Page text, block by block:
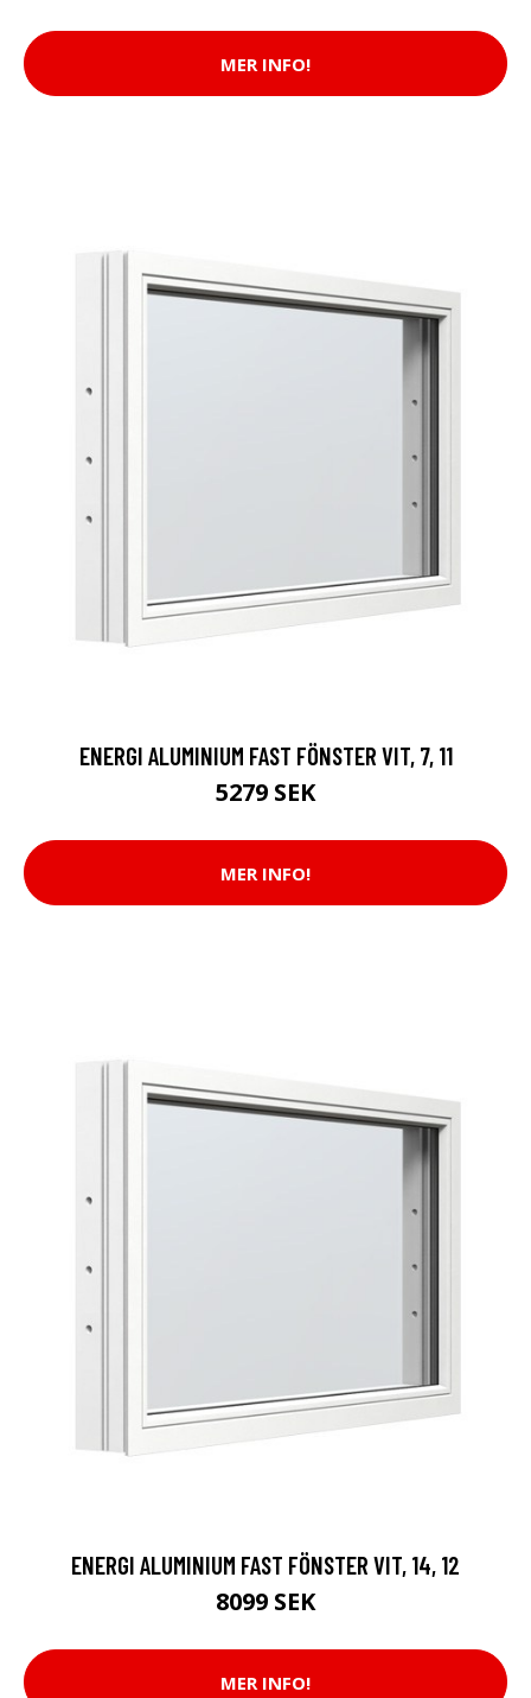
MER INFO!
ENERGI ALUMINIUM FAST FÖNSTER VIT, 7, 11
5279 SEK
MER INFO!
ENERGI ALUMINIUM FAST FÖNSTER VIT, 14, 12
8099 SEK
MER INFO!